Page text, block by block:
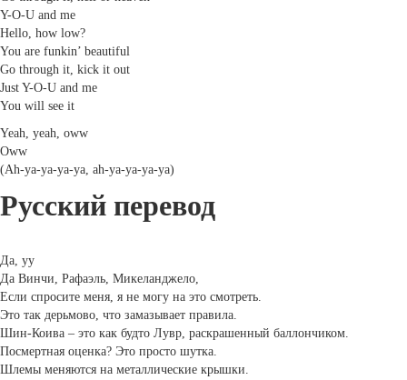
Y-O-U and me
Hello, how low?
You are funkin’ beautiful
Go through it, kick it out
Just Y-O-U and me
You will see it
Yeah, yeah, oww
Oww
(Ah-ya-ya-ya-ya, ah-ya-ya-ya-ya)
Русский перевод
Да, уу
Да Винчи, Рафаэль, Микеланджело,
Если спросите меня, я не могу на это смотреть.
Это так дерьмово, что замазывает правила.
Шин-Коива – это как будто Лувр, раскрашенный баллончиком.
Посмертная оценка? Это просто шутка.
Шлемы меняются на металлические крышки.